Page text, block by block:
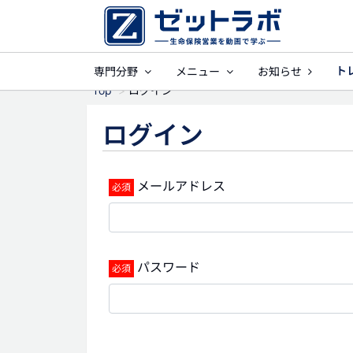
専門分野 メニュー お知らせ ト
事業保障 就
Top
ログイン
ログイン
メールアドレス
パスワード